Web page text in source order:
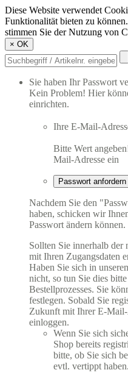
Diese Website verwendet
Funktionalität bieten zu
stimmen Sie der Nutzung von
× OK
Sie haben Ihr Passwort
Kein Problem! Hier
einrichten.
Ihre E-Mail-
Bitte Wert
Mail-Adresse ein
Passwort anfordern
Nachdem Sie den
haben, schicken wir
Passwort ändern können.
Sollten Sie innerhalb
mit Ihren Zugangsdaten
Haben Sie sich in
nicht, so tun Sie dies
Bestellprozesses. Sie
festlegen. Sobald Sie
Zukunft mit Ihrer E-Mail-
einloggen.
Wenn Sie sich
Shop bereits
bitte, ob Sie sich
evtl. vertippt haben.